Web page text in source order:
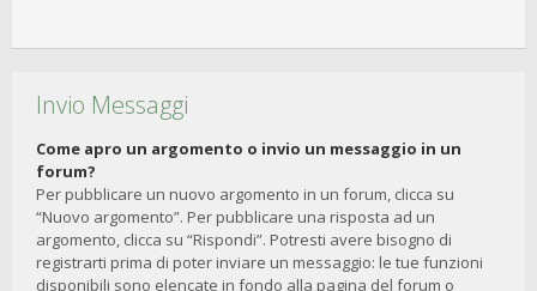
Invio Messaggi
Come apro un argomento o invio un messaggio in un
forum?
Per pubblicare un nuovo argomento in un forum, clicca su
“Nuovo argomento”. Per pubblicare una risposta ad un
argomento, clicca su “Rispondi”. Potresti avere bisogno di
registrarti prima di poter inviare un messaggio: le tue funzioni
disponibili sono elencate in fondo alla pagina del forum o